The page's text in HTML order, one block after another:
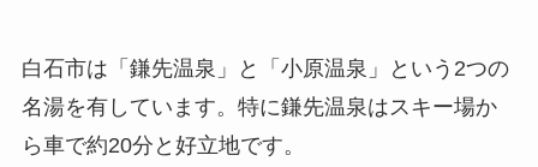
白石市は「鎌先温泉」と「小原温泉」という2つの
名湯を有しています。特に鎌先温泉はスキー場か
ら車で約20分と好立地です。